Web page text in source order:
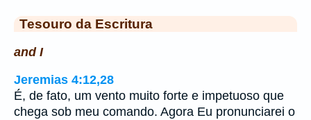
Tesouro da Escritura
and I
Jeremias 4:12,28
É, de fato, um vento muito forte e impetuoso que
chega sob meu comando. Agora Eu pronunciarei o